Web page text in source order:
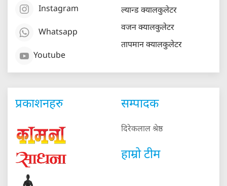
Instagram
Whatsapp
Youtube
ल्यान्ड क्यालकुलेटर
वजन क्यालकुलेटर
तापमान क्यालकुलेटर
प्रकाशनहरु सम्पादक
दिरेकलाल श्रेष्ठ
हाम्रो टीम